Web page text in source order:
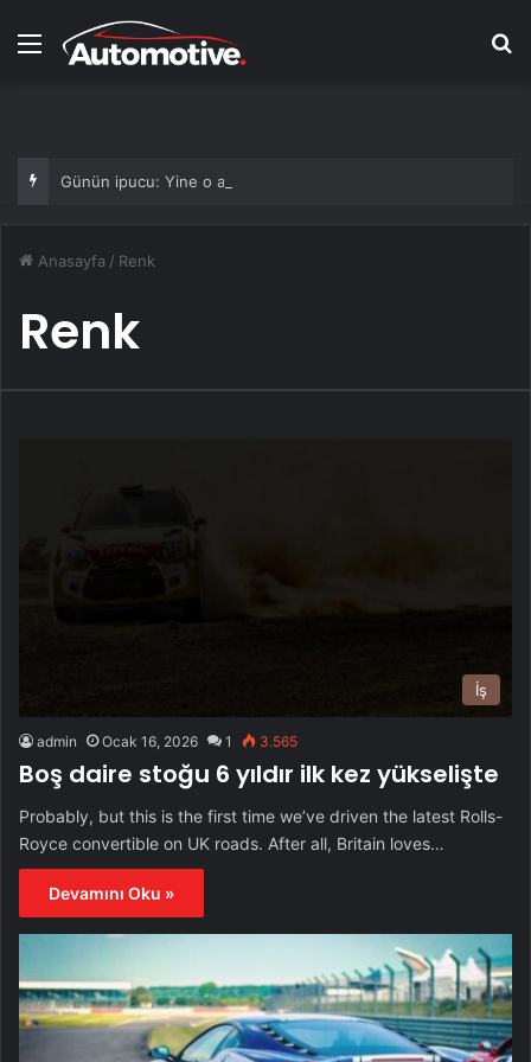
Menü
Günün ipucu: Yine o adam
Anasayfa / Renk
Renk
İş
admin Ocak 16, 2026 1 3.565
Boş daire stoğu 6 yıldır ilk kez yükselişte
Probably, but this is the first time we’ve driven the latest Rolls-
Royce convertible on UK roads. After all, Britain loves…
Devamını Oku »